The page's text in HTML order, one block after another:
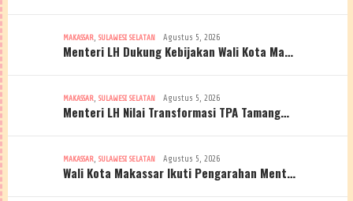
MAKASSAR, SULAWESI SELATAN Agustus 5, 2026
Menteri LH Dukung Kebijakan Wali Kota Ma…
MAKASSAR, SULAWESI SELATAN Agustus 5, 2026
Menteri LH Nilai Transformasi TPA Tamang…
MAKASSAR, SULAWESI SELATAN Agustus 5, 2026
Wali Kota Makassar Ikuti Pengarahan Ment…